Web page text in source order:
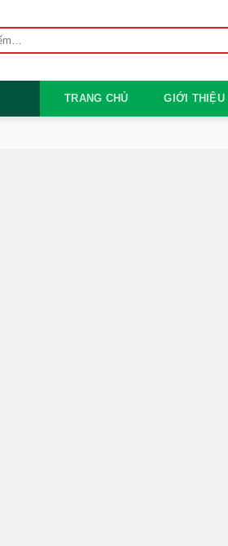
TRANG CHỦ GIỚI THIỆU